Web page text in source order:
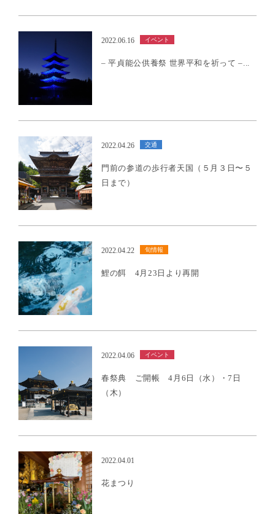
2022.06.16 イベント
– 平貞能公供養祭 世界平和を祈って –...
2022.04.26 交通
門前の参道の歩行者天国（５月３日〜５
日まで）
2022.04.22 旬情報
鯉の餌 4月23日より再開
2022.04.06 イベント
春祭典 ご開帳 4月6日（水）・7日
（木）
2022.04.01
花まつり